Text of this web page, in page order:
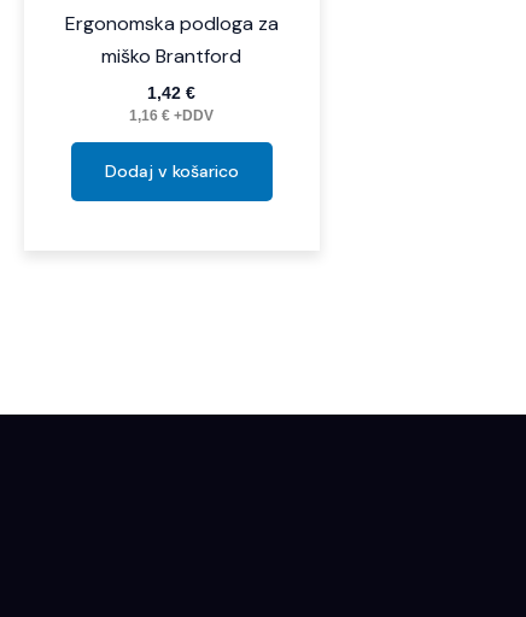
Ergonomska podloga za
miško Brantford
1,42€
1,16€ +DDV
Dodaj v košarico